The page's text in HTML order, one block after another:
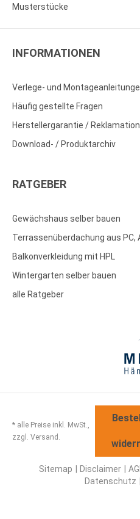
Musterstücke
INFORMATIONEN
Verlege- und
Häufig gestellte Fragen
Herstellergarantie / Reklamation
Download- / Produktarchiv
RATGEBER
Gewächshaus selber bauen
Terrassenüberdachung aus PC,
Balkonverkleidung mit HPL
Wintergarten selber bauen
alle Ratgeber
* alle Preise inkl. MwSt.,
zzgl. Versand.
Sitemap Disclaimer
Datenschutz